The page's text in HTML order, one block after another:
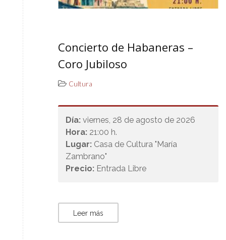
Concierto de Habaneras –
Coro Jubiloso
Cultura
Día: viernes, 28 de agosto de 2026
Hora: 21:00 h.
Lugar: Casa de Cultura "María
Zambrano"
Precio: Entrada Libre
Leer más